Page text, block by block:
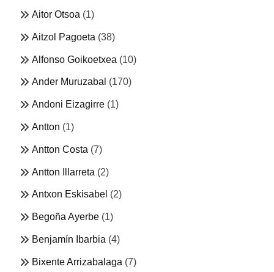
Aitor Otsoa (1)
Aitzol Pagoeta (38)
Alfonso Goikoetxea (10)
Ander Muruzabal (170)
Andoni Eizagirre (1)
Antton (1)
Antton Costa (7)
Antton Illarreta (2)
Antxon Eskisabel (2)
Begoña Ayerbe (1)
Benjamín Ibarbia (4)
Bixente Arrizabalaga (7)